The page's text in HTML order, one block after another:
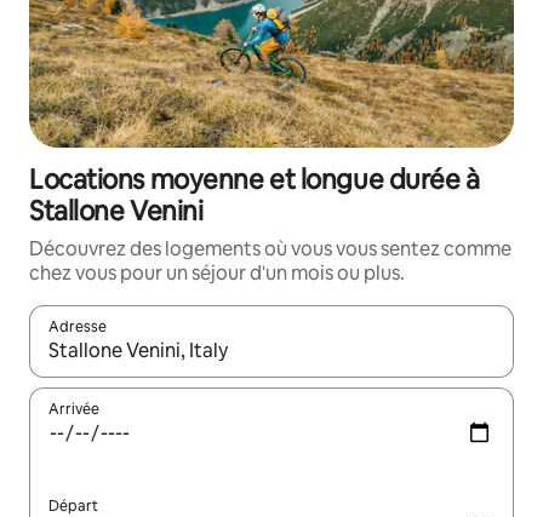
Locations moyenne et longue durée à
Stallone Venini
Découvrez des logements où vous vous sentez comme
chez vous pour un séjour d'un mois ou plus.
Adresse
Lorsque les résultats s'affichent, utilisez les flèches vers le
Arrivée
Départ